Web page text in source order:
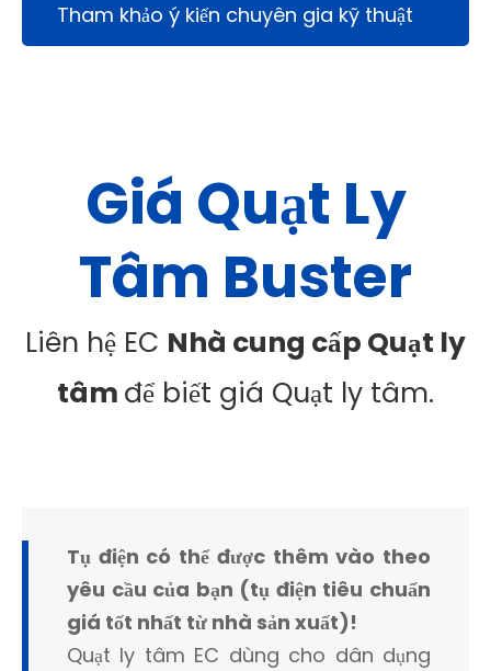
Tham khảo ý kiến ​​chuyên gia kỹ thuật
Giá Quạt Ly
Tâm Buster
Liên hệ EC Nhà cung cấp Quạt ly
tâm để biết giá Quạt ly tâm.
Tụ điện có thể được thêm vào theo
yêu cầu của bạn (tụ điện tiêu chuẩn
giá tốt nhất từ ​​nhà sản xuất)!
Quạt ly tâm EC dùng cho dân dụng